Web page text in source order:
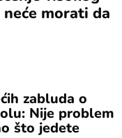
morati da
zabluda o
Nije problem
što jedete